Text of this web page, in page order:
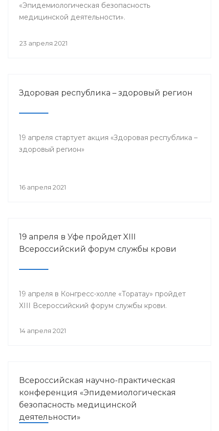
«Эпидемиологическая безопасность
медицинской деятельности».
23 апреля 2021
Здоровая республика – здоровый регион
19 апреля стартует акция «Здоровая республика –
здоровый регион»
16 апреля 2021
19 апреля в Уфе пройдет XIII
Всероссийский форум службы крови
19 апреля в Конгресс-холле «Торатау» пройдет
XIII Всероссийский форум службы крови.
14 апреля 2021
Всероссийская научно-практическая
конференция «Эпидемиологическая
безопасность медицинской
деятельности»